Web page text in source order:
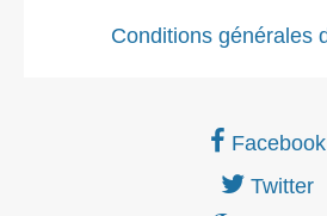
Conditions générales
Facebook
Twitter